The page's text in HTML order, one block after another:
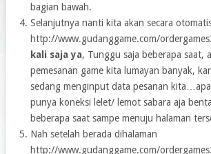
bagian bawah.
Selanjutnya nanti kita akan secara
http://www.gudanggame.com/
kali saja ya, Tunggu saja beberapa saat,
pemesanan game kita lumayan banyak,
sedang menginput data pesanan
punya koneksi lelet/ lemot sabara aja
beberapa saat sampe menuju halaman
Nah setelah berada dihalaman
http://www.gudanggame.com/